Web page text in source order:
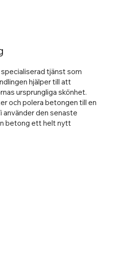
tjänst som
hjälper till att
ursprungliga skönhet.
och polera betongen till en
använder den senaste
betong ett helt nytt